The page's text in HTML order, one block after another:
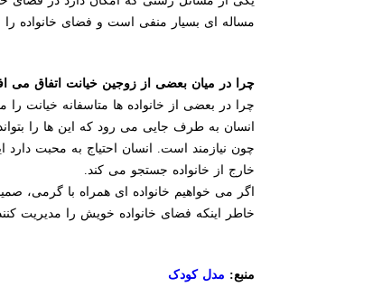
مساله ای بسیار منفی است و فضای خانواده
چرا در میان بعضی از زوجین خیانت اتفاق می
چرا در بعضی از خانواده ها متاسفانه خیانت
انسان به طرف جایی می رود که این ها را
چون نیازمند است. انسان احتیاج به محبت
خارج از خانواده جستجو می کند.
اگر می خواهیم خانواده ای همراه با گرمی،
خاطر اینکه فضای خانواده خویش را مدیریت
منبع: مدل کودک